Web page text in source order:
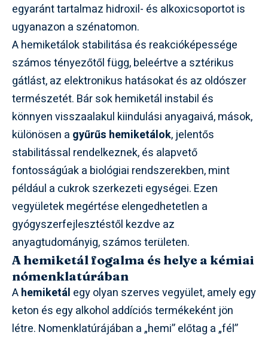
egyaránt tartalmaz hidroxil- és alkoxicsoportot is
ugyanazon a szénatomon.
A hemiketálok stabilitása és reakcióképessége
számos tényezőtől függ, beleértve a sztérikus
gátlást, az elektronikus hatásokat és az oldószer
természetét. Bár sok hemiketál instabil és
könnyen visszaalakul kiindulási anyagaivá, mások,
különösen a gyűrűs hemiketálok, jelentős
stabilitással rendelkeznek, és alapvető
fontosságúak a biológiai rendszerekben, mint
például a cukrok szerkezeti egységei. Ezen
vegyületek megértése elengedhetetlen a
gyógyszerfejlesztéstől kezdve az
anyagtudományig, számos területen.
A hemiketál fogalma és helye a kémiai
nómenklatúrában
Ahemiketál egy olyan szerves vegyület, amely egy
keton és egy alkohol addíciós termékeként jön
létre. Nomenklatúrájában a „hemi” előtag a „fél”